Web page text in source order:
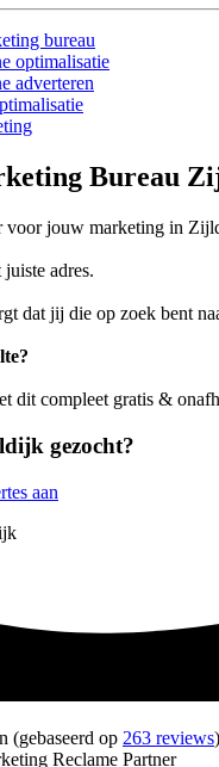
bureau
optimalisatie
adverteren
Bureau
voor jouw marketing in
adres.
dat jij die op zoek bent
dit compleet gratis &
gezocht?
aan
(gebaseerd op 263 reviews)